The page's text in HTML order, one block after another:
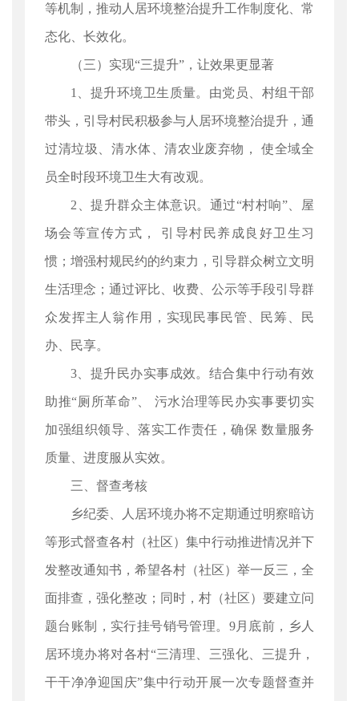
等机制，推动人居环境整治提升工作制度化、常
态化、长效化。
（三）实现“三提升”，让效果更显著
1、提升环境卫生质量。由党员、村组干部
带头，引导村民积极参与人居环境整治提升，通
过清垃圾、清水体、清农业废弃物， 使全域全
员全时段环境卫生大有改观。
2、提升群众主体意识。通过“村村响”、屋
场会等宣传方式， 引导村民养成良好卫生习
惯；增强村规民约的约束力，引导群众树立文明
生活理念；通过评比、收费、公示等手段引导群
众发挥主人翁作用，实现民事民管、民筹、民
办、民享。
3、提升民办实事成效。结合集中行动有效
助推“厕所革命”、 污水治理等民办实事要切实
加强组织领导、落实工作责任，确保 数量服务
质量、进度服从实效。
三、督查考核
乡纪委、人居环境办将不定期通过明察暗访
等形式督查各村（社区）集中行动推进情况并下
发整改通知书，希望各村（社区）举一反三，全
面排查，强化整改；同时，村（社区）要建立问
题台账制，实行挂号销号管理。9月底前，乡人
居环境办将对各村“三清理、三强化、三提升，
干干净净迎国庆”集中行动开展一次专题督查并